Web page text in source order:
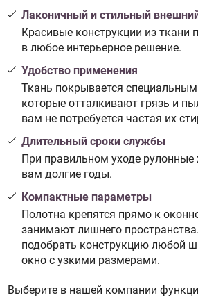
Лаконичный и стильный
Красивые конструкции из ткани
в любое интерьерное решение.
Удобство применения
Ткань покрывается
которые отталкивают грязь и
вам не потребуется частая их
Длительный сроки службы
При правильном уходе
вам долгие годы.
Компактные параметры
Полотна крепятся прямо к
занимают лишнего
подобрать конструкцию любой
окно с узкими размерами.
Выберите в нашей компании